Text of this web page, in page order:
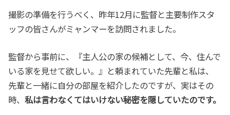
撮影の準備を行うべく、昨年12月に監督と主要制作スタ
ッフの皆さんがミャンマーを訪問されました。
監督から事前に、『主人公の家の候補として、今、住んで
いる家を見せて欲しい。』と頼まれていた先輩と私は、
先輩と一緒に自分の部屋を紹介したのですが、実はその
時、私は言わなくてはいけない秘密を隠していたのです。